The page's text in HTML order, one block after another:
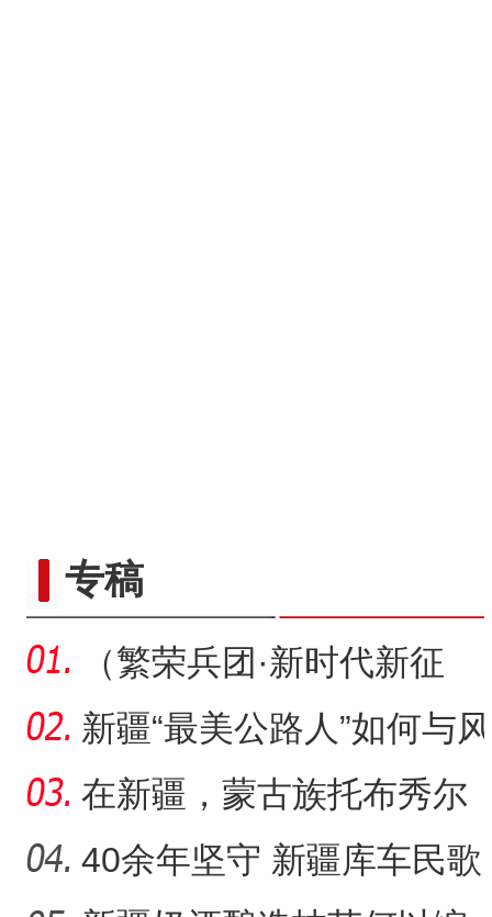
专稿
（繁荣兵团·新时代新征
程）沙漠瀚海中的新疆兵
团
新疆“最美公路人”如何与风
沙“硬碰硬”？
在新疆，蒙古族托布秀尔
音乐何以传承不息？
40余年坚守 新疆库车民歌